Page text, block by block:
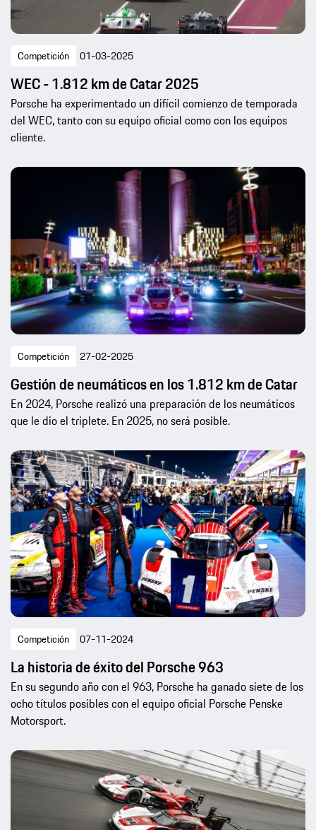
Competición 01-03-2025
WEC - 1.812 km de Catar 2025
Porsche ha experimentado un difícil comienzo de temporada
del WEC, tanto con su equipo oficial como con los equipos
cliente.
Competición 27-02-2025
Gestión de neumáticos en los 1.812 km de Catar
En 2024, Porsche realizó una preparación de los neumáticos
que le dio el triplete. En 2025, no será posible.
Competición 07-11-2024
La historia de éxito del Porsche 963
En su segundo año con el 963, Porsche ha ganado siete de los
ocho títulos posibles con el equipo oficial Porsche Penske
Motorsport.